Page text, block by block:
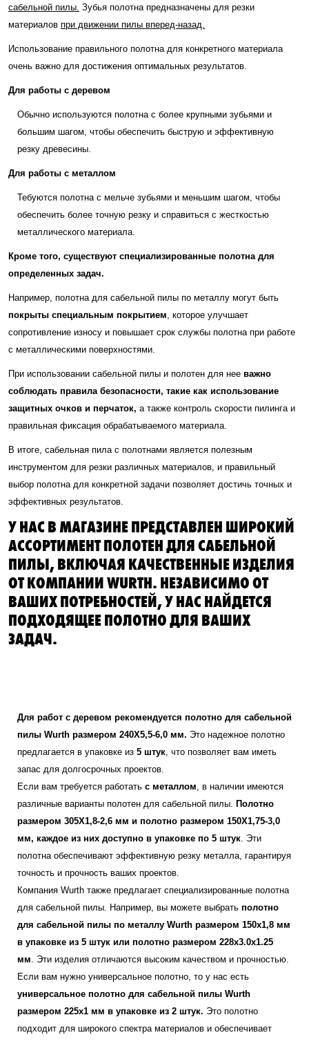
сабельной пилы. Зубья полотна предназначены для резки
материалов при движении пилы вперед-назад.
Использование правильного полотна для конкретного материала
очень важно для достижения оптимальных результатов.
Для работы с деревом
Обычно используются полотна с более крупными зубьями и
большим шагом, чтобы обеспечить быструю и эффективную
резку древесины.
Для работы с металлом
Тебуются полотна с мельче зубьями и меньшим шагом, чтобы
обеспечить более точную резку и справиться с жесткостью
металлического материала.
Кроме того, существуют специализированные полотна для
определенных задач.
Например, полотна для сабельной пилы по металлу могут быть
покрыты специальным покрытием, которое улучшает
сопротивление износу и повышает срок службы полотна при работе
с металлическими поверхностями.
При использовании сабельной пилы и полотен для нее важно
соблюдать правила безопасности, такие как использование
защитных очков и перчаток, а также контроль скорости пилинга и
правильная фиксация обрабатываемого материала.
В итоге, сабельная пила с полотнами является полезным
инструментом для резки различных материалов, и правильный
выбор полотна для конкретной задачи позволяет достичь точных и
эффективных результатов.
У НАС В МАГАЗИНЕ ПРЕДСТАВЛЕН ШИРОКИЙ
АССОРТИМЕНТ ПОЛОТЕН ДЛЯ САБЕЛЬНОЙ
ПИЛЫ, ВКЛЮЧАЯ КАЧЕСТВЕННЫЕ ИЗДЕЛИЯ
ОТ КОМПАНИИ WURTH. НЕЗАВИСИМО ОТ
ВАШИХ ПОТРЕБНОСТЕЙ, У НАС НАЙДЕТСЯ
ПОДХОДЯЩЕЕ ПОЛОТНО ДЛЯ ВАШИХ
ЗАДАЧ.
Для работ с деревом рекомендуется полотно для сабельной
пилы Wurth размером 240X5,5-6,0 мм. Это надежное полотно
предлагается в упаковке из 5 штук, что позволяет вам иметь
запас для долгосрочных проектов.
Если вам требуется работать с металлом, в наличии имеются
различные варианты полотен для сабельной пилы. Полотно
размером 305X1,8-2,6 мм и полотно размером 150X1,75-3,0
мм, каждое из них доступно в упаковке по 5 штук. Эти
полотна обеспечивают эффективную резку металла, гарантируя
точность и прочность ваших проектов.
Компания Wurth также предлагает специализированные полотна
для сабельной пилы. Например, вы можете выбрать полотно
для сабельной пилы по металлу Wurth размером 150х1,8 мм
в упаковке из 5 штук или полотно размером 228х3.0х1.25
мм. Эти изделия отличаются высоким качеством и прочностью.
Если вам нужно универсальное полотно, то у нас есть
универсальное полотно для сабельной пилы Wurth
размером 225х1 мм в упаковке из 2 штук. Это полотно
подходит для широкого спектра материалов и обеспечивает